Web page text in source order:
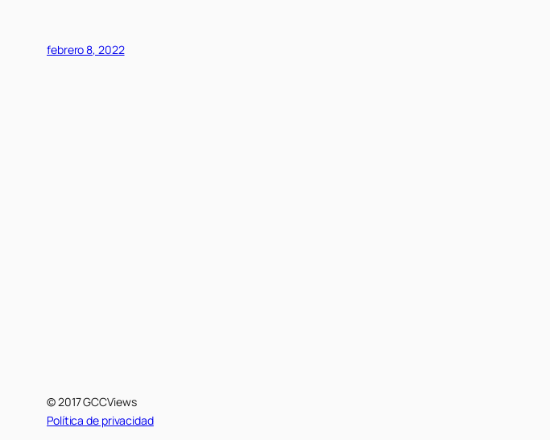
febrero 8, 2022
© 2017 GCCViews
Política de privacidad